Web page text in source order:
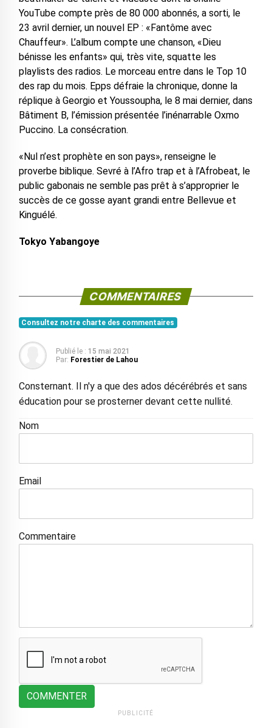
YouTube compte près de 80 000 abonnés, a sorti, le
23 avril dernier, un nouvel EP : «Fantôme avec
Chauffeur». L’album compte une chanson, «Dieu
bénisse les enfants» qui, très vite, squatte les
playlists des radios. Le morceau entre dans le Top 10
des rap du mois. Epps défraie la chronique, donne la
réplique à Georgio et Youssoupha, le 8 mai dernier, dans
Bâtiment B, l’émission présentée l’inénarrable Oxmo
Puccino. La consécration.
«Nul n’est prophète en son pays», renseigne le
proverbe biblique. Sevré à l’Afro trap et à l’Afrobeat, le
public gabonais ne semble pas prêt à s’approprier le
succès de ce gosse ayant grandi entre Bellevue et
Kinguélé.
Tokyo Yabangoye
COMMENTAIRES
Consultez notre charte des commentaires
Publié le : 15 mai 2021
Par: Forestier de Lahou
Consternant. Il n'y a que des ados décérébrés et sans
éducation pour se prosterner devant cette nullité.
Nom
Email
Commentaire
COMMENTER
PUBLICITÉ